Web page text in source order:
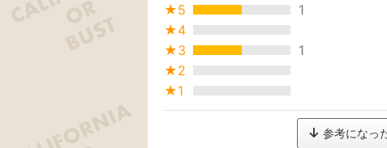
★5
1
★4
★3
1
★2
★1
参考になっ